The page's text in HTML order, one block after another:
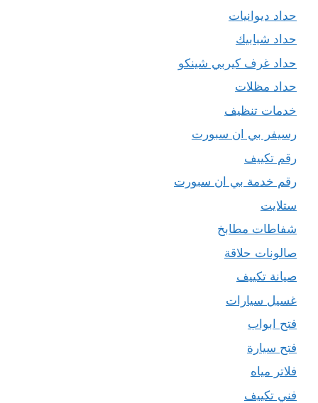
حداد ديوانيات
حداد شبابيك
حداد غرف كيربي شينكو
حداد مظلات
خدمات تنظيف
رسيفر بي ان سبورت
رقم تكييف
رقم خدمة بي ان سبورت
ستلايت
شفاطات مطابخ
صالونات حلاقة
صيانة تكييف
غسيل سيارات
فتح ابواب
فتح سيارة
فلاتر مياه
فني تكييف